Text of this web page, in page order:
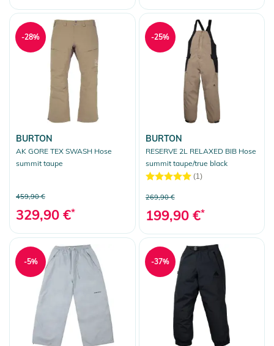
BURTON
AK GORE TEX SWASH Hose
summit taupe
459,90 €
329,90 €*
-28%
BURTON
RESERVE 2L RELAXED BIB Hose
summit taupe/true black
(1)
269,90 €
199,90 €*
-25%
-5% -37%